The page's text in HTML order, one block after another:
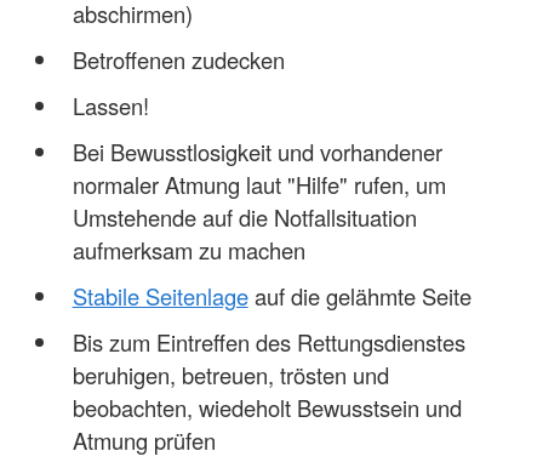
abschirmen)
Betroffenen zudecken
Lassen!
Bei Bewusstlosigkeit und vorhandener
normaler Atmung laut "Hilfe" rufen, um
Umstehende auf die Notfallsituation
aufmerksam zu machen
Stabile Seitenlageauf die gelähmte Seite
Bis zum Eintreffen des Rettungsdienstes
beruhigen, betreuen, trösten und
beobachten, wiedeholt Bewusstsein und
Atmung prüfen